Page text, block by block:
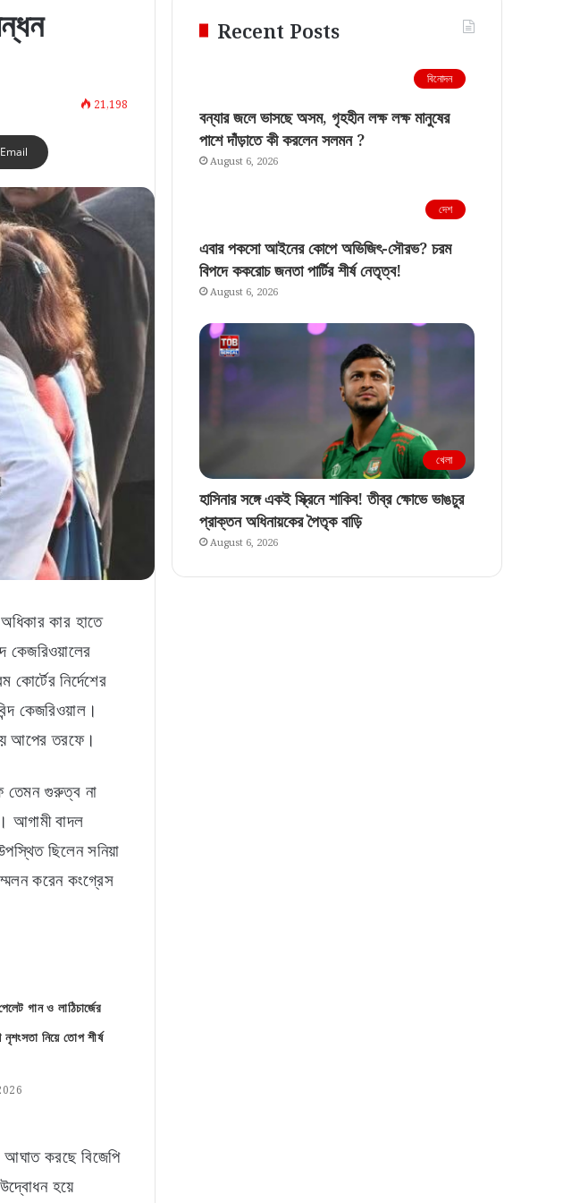
21,198
কার হাতে
কেজরিওয়ালের
নির্দেশের
কেজরিওয়াল।
আপের তরফে।
তেমন গুরুত্ব না
আগামী বাদল
ছিলেন সনিয়া
করেন কংগ্রেস
গান ও লাঠিচার্জের
নিয়ে তোপ শীর্ষ
আঘাত করছে বিজেপি
হয়ে
করল কেন্দ্র
Recent Posts
বিনোদন
বন্যার জলে ভাসছে অসম, গৃহহীন লক্ষ লক্ষ মানুষের
পাশে দাঁড়াতে কী করলেন সলমন ?
August 6, 2026
দেশ
এবার পকসো আইনের কোপে অভিজিৎ-সৌরভ? চরম
বিপদে ককরোচ জনতা পার্টির শীর্ষ নেতৃত্ব!
August 6, 2026
খেলা
হাসিনার সঙ্গে একই স্ক্রিনে শাকিব! তীব্র ক্ষোভে ভাঙচুর
প্রাক্তন অধিনায়কের পৈতৃক বাড়ি
August 6, 2026